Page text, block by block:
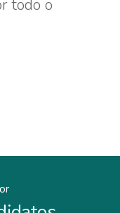
todo o